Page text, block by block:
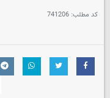
کد مطلب: 741206